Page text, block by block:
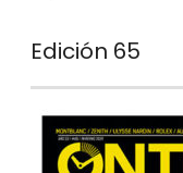
Edición 65